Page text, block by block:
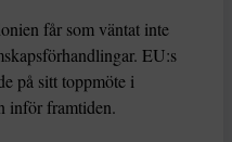
får som väntat inte
EU:s
på sitt toppmöte i
inför framtiden.